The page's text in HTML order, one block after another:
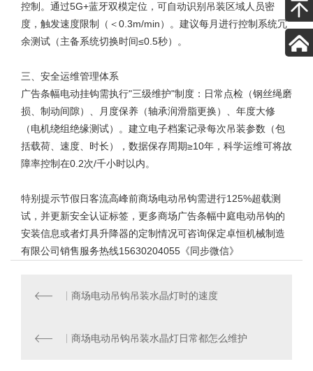
控制。通过5G+蓝牙双模定位，可自动识别吊装区域人员密
度，触发速度限制（＜0.3m/min）。建议每月进行控制系统冗
余测试（主备系统切换时间≤0.5秒）。
三、安全运维管理体系
广告条幅电动挂钩需执行"三级维护"制度：日常点检（钢丝绳磨
损、制动间隙）、月度保养（轴承润滑脂更换）、年度大修
（电机绕组绝缘测试）。建立电子档案记录每次吊装参数（包
括载荷、速度、时长），数据保存周期≥10年，科学运维可将故
障率控制在0.2次/千小时以内。
特别提示节假日客流高峰前商场电动吊钩需进行125%超载测
试，并更新安全认证标签，更多商场广告条幅中庭电动吊钩的
安装信息或者灯具升降器的定制情况可咨询保定卓恒机械制造
有限公司销售服务热线15630204055《同步微信》
商场电动吊钩吊装水晶灯时的速度
商场电动吊钩吊装水晶灯日常都怎么维护